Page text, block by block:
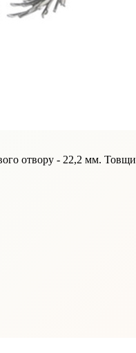
отвору - 22,2 мм.